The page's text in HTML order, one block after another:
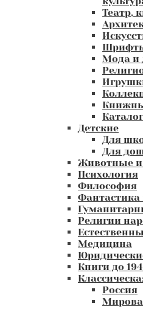
Театр,
Мода и
Детские
Для
Для
Животные и
Психология
Философия
Религии
Медицина
Книги до
Россия